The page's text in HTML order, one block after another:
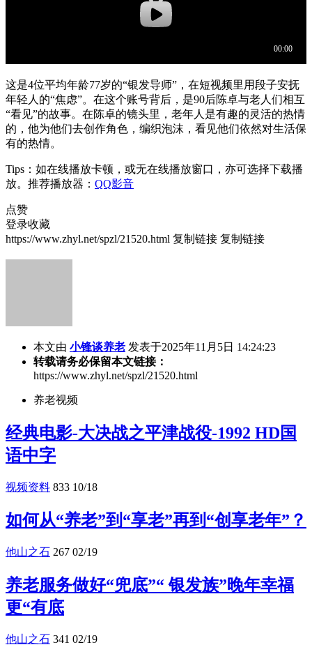
这是4位平均年龄77岁的“银发导师”，在短视频里用段子安抚
年轻人的“焦虑”。在这个账号背后，是90后陈卓与老人们相互
“看见”的故事。在陈卓的镜头里，老年人是有趣的灵活的热情
的，他为他们去创作角色，编织泡沫，看见他们依然对生活保
有的热情。
Tips：如在线播放卡顿，或无在线播放窗口，亦可选择下载播
放。推荐播放器： QQ影音
点赞
登录收藏
https://www.zhyl.net/spzl/21520.html 复制链接 复制链接
本文由 小锋谈养老 发表于2025年11月5日 14:24:23
转载请务必保留本文链接：
https://www.zhyl.net/spzl/21520.html
养老视频
经典电影-大决战之平津战役-1992 HD国
语中字
视频资料 833 10/18
如何从“养老”到“享老”再到“创享老年”？
他山之石 267 02/19
养老服务做好“兜底”“ 银发族”晚年幸福
更“有底
他山之石 341 02/19